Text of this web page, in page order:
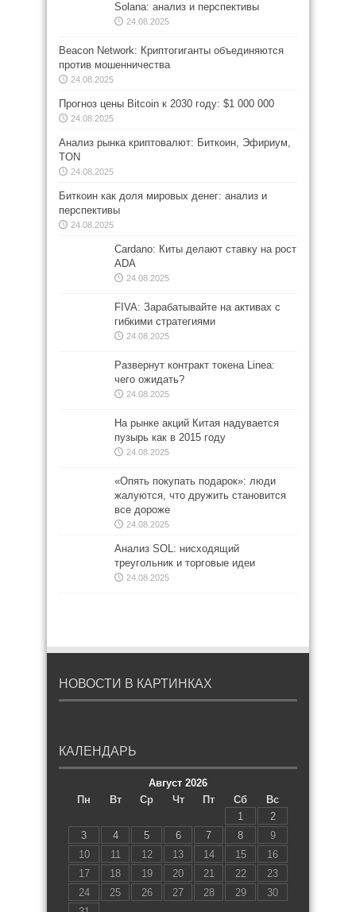
Solana: анализ и перспективы
24.08.2025
Beacon Network: Криптогиганты объединяются
против мошенничества
24.08.2025
Прогноз цены Bitcoin к 2030 году: $1 000 000
24.08.2025
Анализ рынка криптовалют: Биткоин, Эфириум,
TON
24.08.2025
Биткоин как доля мировых денег: анализ и
перспективы
24.08.2025
Cardano: Киты делают ставку на рост
ADA
24.08.2025
FIVA: Зарабатывайте на активах с
гибкими стратегиями
24.08.2025
Развернут контракт токена Linea:
чего ожидать?
24.08.2025
На рынке акций Китая надувается
пузырь как в 2015 году
24.08.2025
«Опять покупать подарок»: люди
жалуются, что дружить становится
все дороже
24.08.2025
Анализ SOL: нисходящий
треугольник и торговые идеи
24.08.2025
НОВОСТИ В КАРТИНКАХ
КАЛЕНДАРЬ
Август 2026
Пн
Вт Ср Чт Пт Сб
Вс
1
2
3
4 5 6 7 8
9
10
11 12 13 14 15
16
17
18 19 20 21 22
23
24
25 26 27 28 29
30